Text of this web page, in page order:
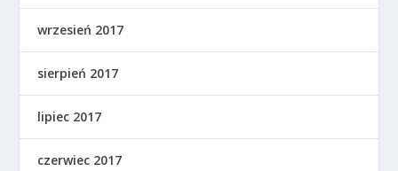
wrzesień 2017
sierpień 2017
lipiec 2017
czerwiec 2017